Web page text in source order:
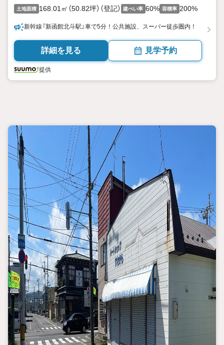
土地面積 168.01㎡（50.82坪）（登記） 建ぺい率 60% 容積率 200%
新幹線『新函館北斗駅』車で5分！公共施設、スーパー徒歩圏内！
詳細を見る 見学予約
提供